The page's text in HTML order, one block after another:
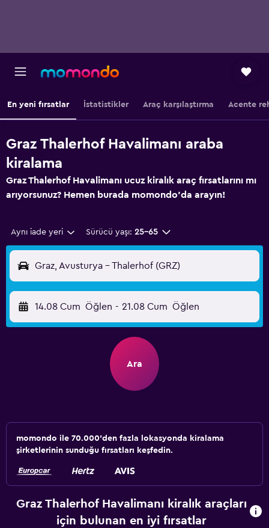
En yeni fırsatlar İstatistikler Araç karşılaştırma Acente
Graz Thalerhof Havalimanı araba
kiralama
Graz Thalerhof Havalimanı ucuz kiralık araç fırsatlarını mı
arıyorsunuz? Hemen burada momondo'da arayın!
Aynı iade yeri Sürücü yaşı: 25-65
Graz, Avusturya - Thalerhof (GRZ)
14.08 Cum Öğlen - 21.08 Cum Öğlen
Ara
momondo ile 70.000'den fazla lokasyonda kiralama
şirketlerinin sunduğu fırsatları keşfedin.
Graz Thalerhof Havalimanı kiralık araçları
için bulunan en iyi fırsatlar